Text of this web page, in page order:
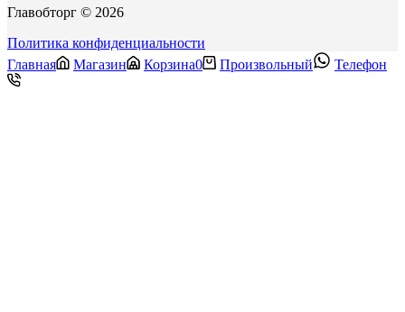
Главобторг © 2026
Политика конфиденциальности
Главная
Магазин Корзина0 Произвольный Телефон